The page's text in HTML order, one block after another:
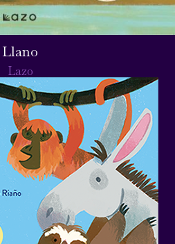
Llano
Lazo